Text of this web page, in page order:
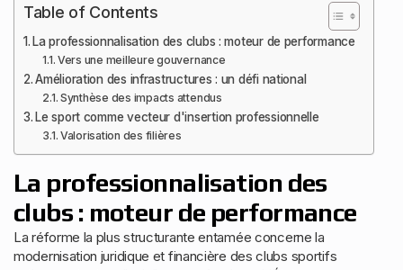
Table of Contents
La professionnalisation des clubs : moteur de performance
Vers une meilleure gouvernance
Amélioration des infrastructures : un défi national
Synthèse des impacts attendus
Le sport comme vecteur d'insertion professionnelle
Valorisation des filières
La professionnalisation des
clubs : moteur de performance
La réforme la plus structurante entamée concerne la
modernisation juridique et financière des clubs sportifs